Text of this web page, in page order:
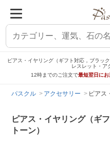
ピアス・イヤリング（ギフト対応，ブラッ
レスレット・ア
12時までのご注文で最短翌日にお
パスクル アクセサリー ピアス
ピアス・イヤリング（ギ
トーン）